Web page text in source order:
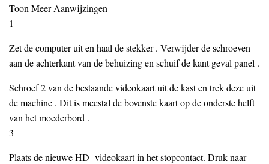
Toon Meer Aanwijzingen
1
Zet de computer uit en haal de stekker . Verwijder de schroeven
aan de achterkant van de behuizing en schuif de kant geval panel .
Schroef 2 van de bestaande videokaart uit de kast en trek deze uit
de machine . Dit is meestal de bovenste kaart op de onderste helft
van het moederbord .
3
Plaats de nieuwe HD- videokaart in het stopcontact. Druk naar